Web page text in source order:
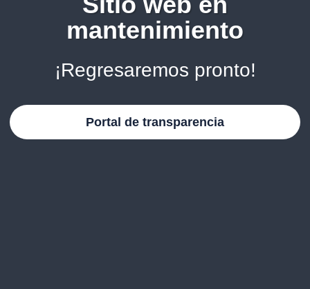
mantenimiento
¡Regresaremos pronto!
Portal de transparencia